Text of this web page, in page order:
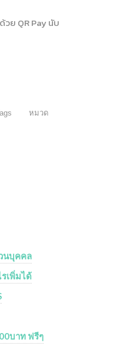
วย QR Pay นับ
หมวด
นบุคคล
เพิ่มได้
บาท ฟรีๆ